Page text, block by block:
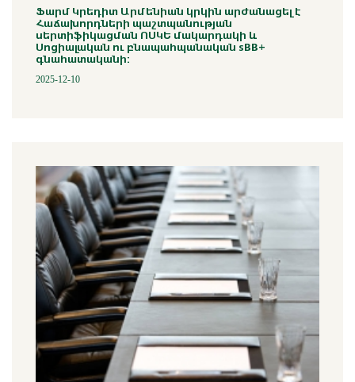
Ֆարմ Կրեդիտ Արմենիան կրկին արժանացել է
Հաճախորդների պաշտպանության
սերտիֆիկացման ՈՍԿԵ մակարդակի և
Սոցիալական ու բնապահպանական sBB+
գնահատականի:
2025-12-10